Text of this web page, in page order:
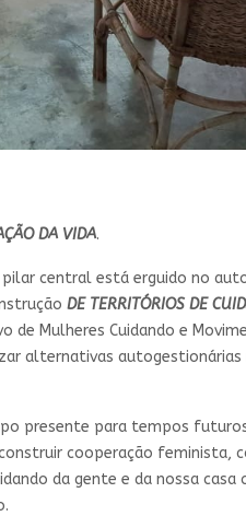
DA VIDA.
central está erguido no
DE TERRITÓRIOS DE
Mulheres Cuidando e
alternativas
presente para tempos
cooperação feminista,
da gente e da nossa